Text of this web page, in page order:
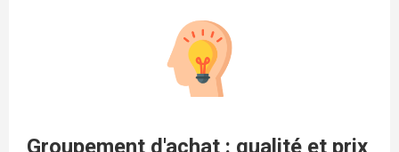
Groupement d'achat : qualité et prix